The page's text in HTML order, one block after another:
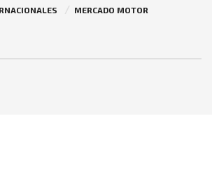
MERCADO MOTOR